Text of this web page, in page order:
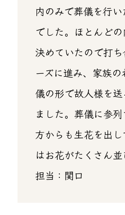
内のみで葬儀を行
でした。ほとんど
決めていたので打
ーズに進み、家族
儀の形で故人様を
ました。葬儀に参
方からも生花を出
はお花がたくさん並
担当：関口